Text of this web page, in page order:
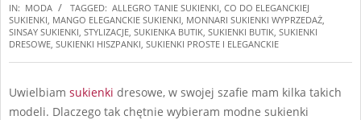
IN: MODA TAGGED: ALLEGRO TANIE SUKIENKI CO DO ELEGANCKIEJ
SUKIENKI MANGO ELEGANCKIE SUKIENKI MONNARI SUKIENKI WYPRZEDAŻ
SINSAY SUKIENKI STYLIZACJE SUKIENKA BUTIK SUKIENKI BUTIK SUKIENKI
DRESOWE SUKIENKI HISZPANKI SUKIENKI PROSTE I ELEGANCKIE
Uwielbiam sukienki dresowe, w swojej szafie mam kilka takich
modeli. Dlaczego tak chętnie wybieram modne sukienki